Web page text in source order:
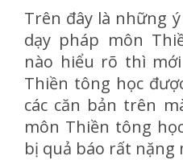
Trên đây là những
dạy pháp môn
nào hiểu rõ thì
Thiền tông học
các căn bản trên
môn Thiền tông
bị quả báo rất nặng